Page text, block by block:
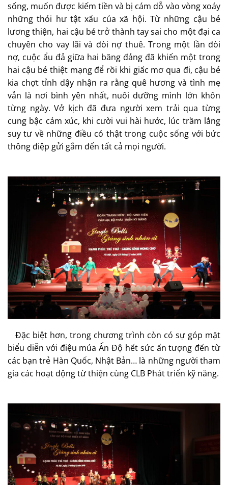
sống, muốn được kiếm tiền và bị cám dỗ vào vòng xoáy
những thói hư tật xấu của xã hội. Từ những cậu bé
lương thiện, hai cậu bé trở thành tay sai cho một đại ca
chuyên cho vay lãi và đòi nợ thuê. Trong một lần đòi
nợ, cuộc ẩu đả giữa hai băng đảng đã khiến một trong
hai cậu bé thiệt mạng để rồi khi giấc mơ qua đi, cậu bé
kia chợt tỉnh dậy nhận ra rằng quê hương và tình mẹ
vẫn là nơi bình yên nhất, nuôi dưỡng mình lớn khôn
từng ngày. Vở kịch đã đưa người xem trải qua từng
cung bậc cảm xúc, khi cười vui hài hước, lúc trầm lắng
suy tư về những điều có thật trong cuộc sống với bức
thông điệp gửi gắm đến tất cả mọi người.
Đặc biệt hơn, trong chương trình còn có sự góp mặt
biểu diễn với điệu múa Ấn Độ hết sức ấn tượng đến từ
các bạn trẻ Hàn Quốc, Nhật Bản… là những người tham
gia các hoạt động từ thiện cùng CLB Phát triển kỹ năng.